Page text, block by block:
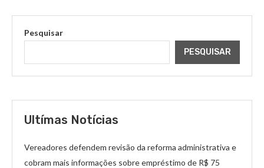
Pesquisar
PESQUISAR
Ultímas Notícias
Vereadores defendem revisão da reforma administrativa e
cobram mais informações sobre empréstimo de R$ 75